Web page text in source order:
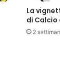
La
di
2